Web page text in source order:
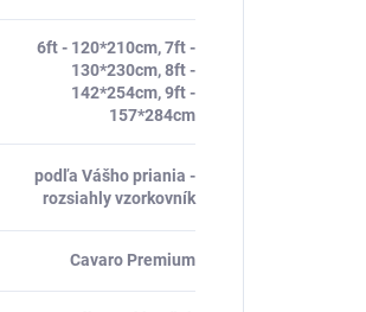
6ft - 120*210cm, 7ft -
130*230cm, 8ft -
142*254cm, 9ft -
157*284cm
podľa Vášho priania -
rozsiahly vzorkovník
Cavaro Premium